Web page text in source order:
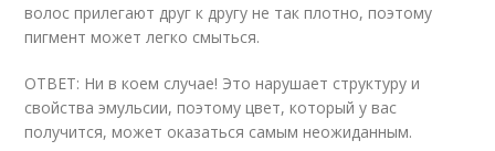
волос прилегают друг к другу не так плотно, поэтому
пигмент может легко смыться.
ОТВЕТ: Ни в коем случае! Это нарушает структуру и
свойства эмульсии, поэтому цвет, который у вас
получится, может оказаться самым неожиданным.